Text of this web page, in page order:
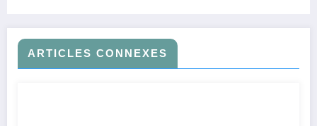
ARTICLES CONNEXES